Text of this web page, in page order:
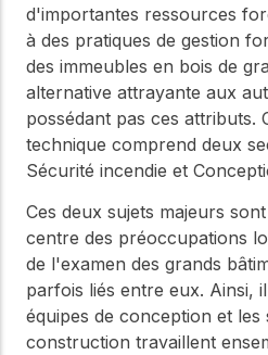
d'importantes ressources
à des pratiques de gestion
des immeubles en bois de
alternative attrayante aux
possédant pas ces attributs.
technique comprend deux
Sécurité incendie et
Ces deux sujets majeurs
centre des préoccupations
de l'examen des grands
parfois liés entre eux. Ainsi,
équipes de conception et les
construction travaillent